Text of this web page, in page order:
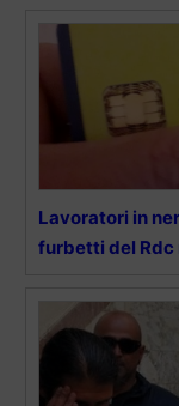
Lavoratori in
furbetti del Rdc